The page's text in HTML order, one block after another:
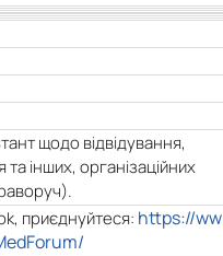
щодо відвідування,
інших, організаційних
приєднуйтеся: https://ww